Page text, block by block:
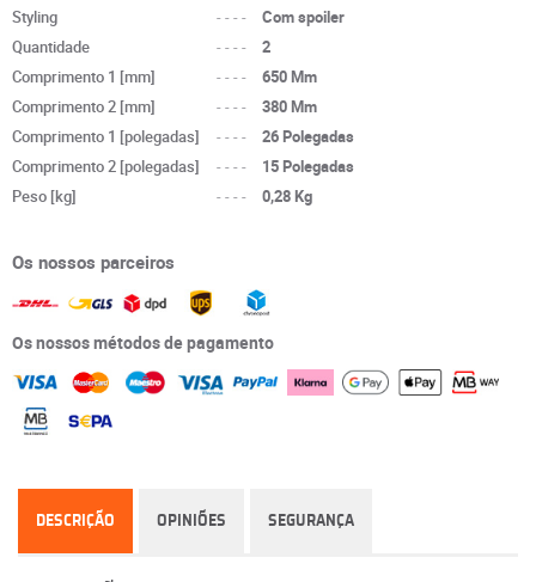
Styling
----
Com spoiler
Quantidade
----
2
Comprimento 1 [mm]
----
650 Mm
Comprimento 2 [mm]
----
380 Mm
Comprimento 1 [polegadas]
----
26 Polegadas
Comprimento 2 [polegadas]
----
15 Polegadas
Peso [kg]
---- 0,28 Kg
Os nossos parceiros
Os nossos métodos de pagamento
DESCRIÇÃO OPINIÕES SEGURANÇA